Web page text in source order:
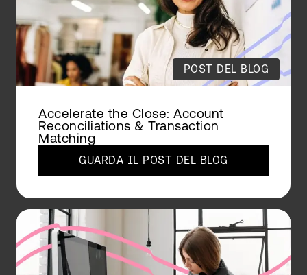
POST DEL BLOG
Accelerate the Close: Account
Reconciliations & Transaction
Matching
GUARDA IL POST DEL BLOG